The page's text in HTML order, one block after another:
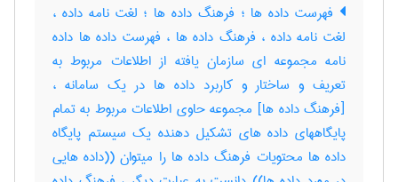
فهرست داده ها ؛ فرهنگ داده ها ؛ لغت نامه داده ،
لغت نامه داده ، فرهنگ داده ها ، فهرست داده ها داده
نامه مجموعه ای سازمان یافته از اطلاعات مربوط به
تعریف و ساختار و کاربرد داده ها در یک سامانه ،
[فرهنگ داده ها] مجموعه حاوی اطلاعات مربوط به تمام
پایگاههای داده های تشکیل دهنده یک سیستم پایگاه
داده ها محتویات فرهنگ داده ها را میتوان ((داده هایی